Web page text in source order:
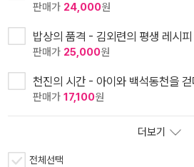
판매가 24,000원
밥상의 품격 - 김외련의 평생 레시
판매가 25,000원
천진의 시간 - 아이와 백석동천을
판매가 17,100원
더보기
전체선택